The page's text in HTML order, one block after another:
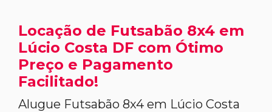
Locação de Futsabão 8x4 em
Lúcio Costa DF com Ótimo
Preço e Pagamento
Facilitado!
Alugue Futsabão 8x4 em Lúcio Costa